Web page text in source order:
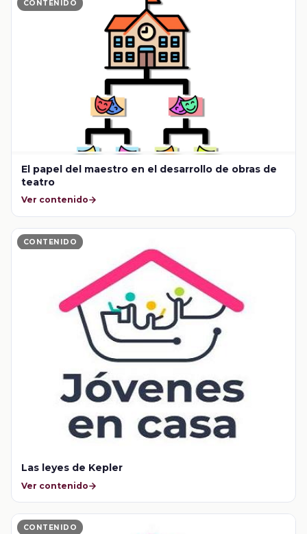
CONTENIDO
El papel del maestro en el desarrollo de obras de
teatro
Ver contenido
CONTENIDO
Las leyes de Kepler
Ver contenido
CONTENIDO